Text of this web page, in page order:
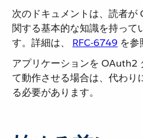
次のドキュメントは、読者
関する基本的な知識を持って
す。詳細は、 RFC-6749 を
アプリケーションを OAuth2
て動作させる場合は、代わり
る必要があります。